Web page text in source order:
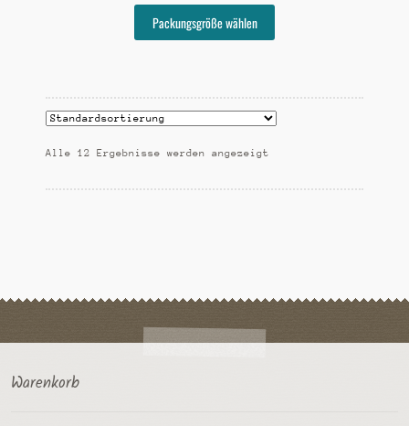
Packungsgröße wählen
Varianten
auf.
auf
Alle 12 Ergebnisse werden angezeigt
Warenkorb